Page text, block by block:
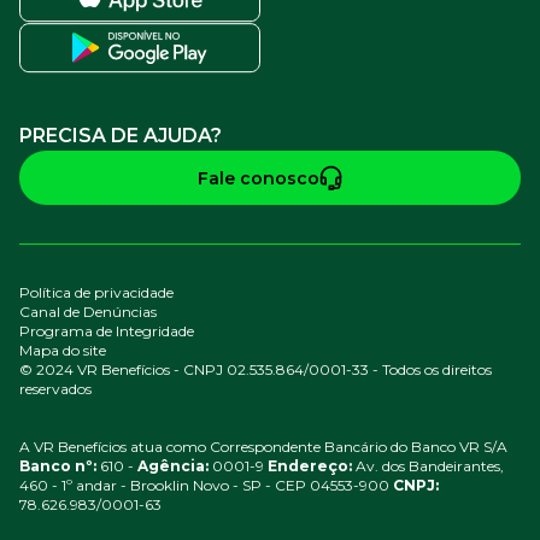
PRECISA DE AJUDA?
Fale conosco
© 2024 VR Benefícios - CNPJ 02.535.864/0001-33 - Todos os direitos
reservados
Política de privacidade
Canal de Denúncias
Programa de Integridade
Mapa do site
A VR Benefícios atua como Correspondente Bancário do Banco VR S/A
Banco nº: 610 - Agência: 0001-9 Endereço: Av. dos Bandeirantes,
460 - 1º andar - Brooklin Novo - SP - CEP 04553-900 CNPJ:
78.626.983/0001-63